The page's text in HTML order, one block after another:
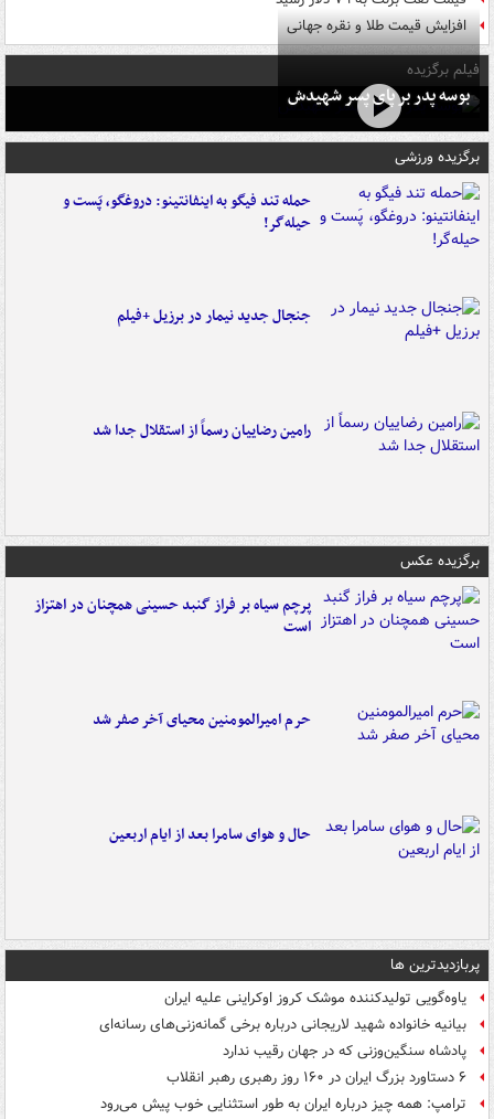
افزایش قیمت طلا و نقره جهانی
فیلم برگزیده
بوسه‌ پدر بر پای پسر شهیدش
برگزیده ورزشی
حمله تند فیگو به اینفانتینو: دروغگو، پَست‌ و
حیله‌گر!
جنجال جدید نیمار در برزیل +فیلم
رامین رضاییان رسماً از استقلال جدا شد
برگزیده عکس
پرچم سیاه بر فراز گنبد حسینی همچنان در اهتزاز
است
حرم امیرالمومنین محیای آخر صفر شد
حال و هوای سامرا بعد از ایام اربعین
پربازدیدترین ها
یاوه‌گویی تولیدکننده موشک کروز اوکراینی علیه ایران
بیانیه خانواده شهید لاریجانی درباره برخی گمانه‌زنی‌های رسانه‌ای
پادشاه سنگین‌وزنی که در جهان رقیب ندارد
۶ دستاورد بزرگ ایران در ۱۶۰ روز رهبری رهبر انقلاب
ترامپ: همه چیز درباره ایران به طور استثنایی خوب پیش می‌رود